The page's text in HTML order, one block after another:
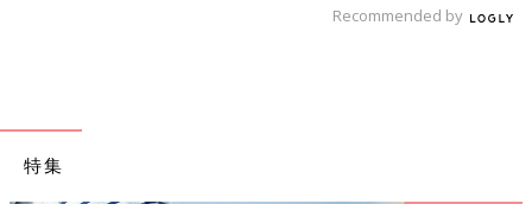
Recommended by
特集